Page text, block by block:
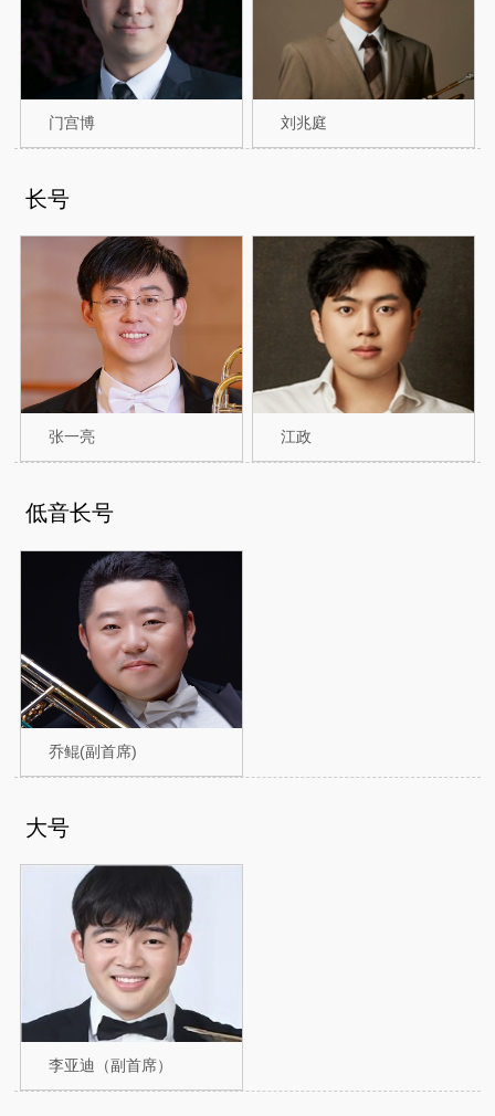
门宫博 刘兆庭
长号
张一亮 江政
低音长号
乔鲲(副首席)
大号
李亚迪（副首席）